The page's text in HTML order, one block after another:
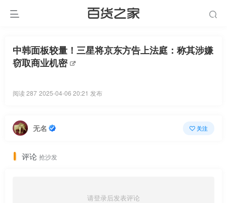
中韩面板较量！三星将京东方告上法庭：称其涉嫌
窃取商业机密
阅读 287 2025-04-06 20:21 发布
无名 关注
评论 抢沙发
请登录后发表评论